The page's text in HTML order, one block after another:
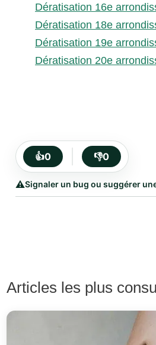
Dératisation 16e
Dératisation 18e
Dératisation 19e
Dératisation 20e
👍0 👎0
⚠️Signaler un bug ou suggérer
Articles les plus